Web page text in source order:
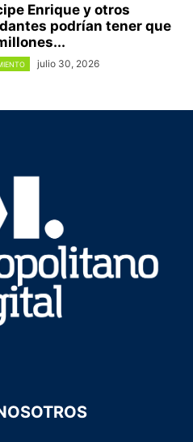
Enrique y otros
podrían tener que
julio 30, 2026